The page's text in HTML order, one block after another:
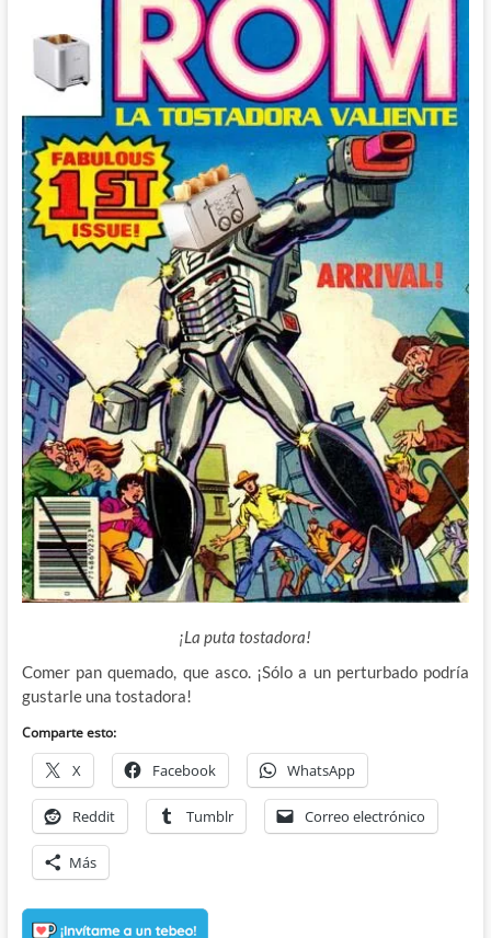
¡La puta tostadora!
Comer pan quemado, que asco. ¡Sólo a un perturbado podría
gustarle una tostadora!
Comparte esto:
X Facebook WhatsApp
Reddit Tumblr Correo electrónico
Más